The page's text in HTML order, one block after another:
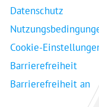
Datenschutz
Cookie-
Barrierefreiheit
Barrierefreiheit an